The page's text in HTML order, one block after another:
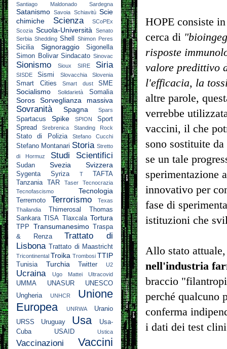
HOPE consiste
cerca di
risposte
valore predittivo
l'efficacia, la
altre parole,
verrebbe
vaccini, il che
sono sostituite
se un tale
sperimentazione
innovativo per
fase di
istituzioni che
Allo stato
nell'industria
braccio
perché qualcuno
conferma
i dati dei test
Santiago Maldonado Sardegna
Satanismo Savoia Schiavitù Scie
chimiche
Scienza
SCoPEx
Scozia Scuola-Università
Senato
Serbia Shedding Shell Shimon Peres
Sicilia Signoraggio
Sigonella
Simon Bolivar Sindacato Sinovac
Sionismo Sioux SIRE Siria
SISDE Sismi Slovacchia Slovenia
Smart Cities Smart dust SME
Socialismo Solidarietà Somalia
Soros Sorveglianza massiva
Sovranità Spagna Spars
Spartacus Spike SPION
Sport
Spread
Srebrenica Standing Rock
Stato di Polizia Stefano Cucchi
Stefano Montanari Storia Stretto
di Hormuz
Studi Scientifici
Sudan Svezia Svizzera
Sygenta Syriza T
TAFTA
Tanzania
TAR Taser
Tecnocrazia
Tecnofascismo
Tecnologia
Terremoto Terrorismo
Texas
Thailandia
Thimerosal
Thomas
Sankara TISA Tlaxcala Tortura
TPP Transumanesimo Traspa
& Renza
Trattato di
Lisbona Trattato di Maastricht
Tricontinental Troika Trombosi TTIP
Tunisia Turchia Twitter U2
Ucraina Ugo Mattei Ultracovid
UMMA UNASUR
UNESCO
Ungheria
UNHCR
Unione
Europea
UNRWA
Uranio
URSS
Uruguay Usa
Usa-
Cuba
USAID Ustica
Vaccinazioni Vaccini